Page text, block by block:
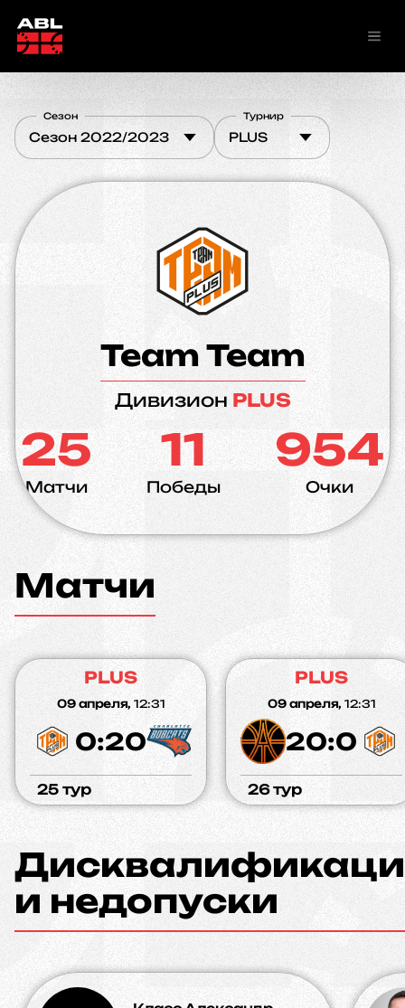
Сезон 2022/2023
Сезон
PLUS
Турнир
Team Team
Дивизион PLUS
25
Матчи
11
Победы
954
Очки
Матчи
PLUS
09 апреля, 12:31
0:20
25 тур
PLUS
09 апреля, 12:31
20:0
26 тур
и недопуски